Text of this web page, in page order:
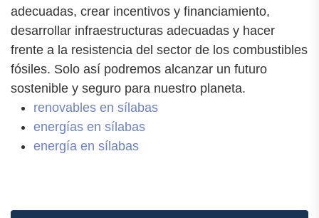
adecuadas, crear incentivos y financiamiento,
desarrollar infraestructuras adecuadas y hacer
frente a la resistencia del sector de los combustibles
fósiles. Solo así podremos alcanzar un futuro
sostenible y seguro para nuestro planeta.
renovables en sílabas
energías en sílabas
energía en sílabas